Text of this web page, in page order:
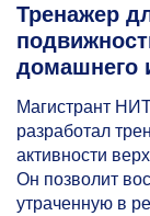
Тренажер
домашнего
Магистрант
разработал
активности
Он позволит
утраченную в